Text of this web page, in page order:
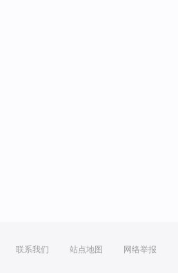
联系我们 站点地图 网络举报